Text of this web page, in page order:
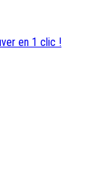
en 1 clic !